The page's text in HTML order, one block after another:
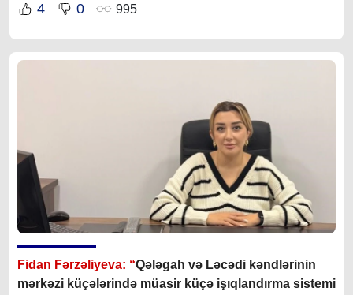
4 0 995
Fidan Fərzəliyeva: “Qələgah və Ləcədi kəndlərinin
mərkəzi küçələrində müasir küçə işıqlandırma sistemi